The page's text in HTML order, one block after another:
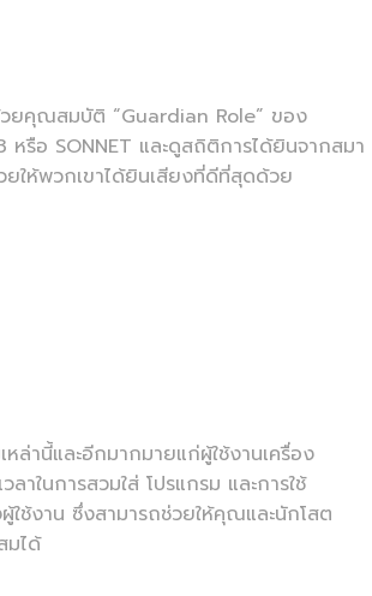
ยคุณสมบัติ “Guardian Role” ของ
รือ SONNET และดูสถิติการได้ยินจากสมา
ให้พวกเขาได้ยินเสียงที่ดีที่สุดด้วย
านี้และอีกมากมายแก่ผู้ใช้งานเครื่อง
าในการสวมใส่ โปรแกรม และการใช้
ช้งาน ซึ่งสามารถช่วยให้คุณและนักโสต
มได้